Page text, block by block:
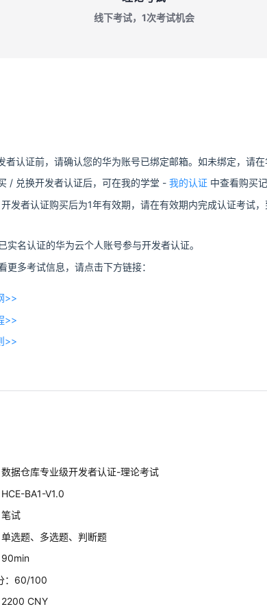
线下考试，1次考试机会
者认证前，请确认您的华为账号已绑定邮箱。如未绑定，请
/ 兑换开发者认证后，可在我的学堂 - 我的认证 中查看购买
发者认证购买后为1年有效期，请在有效期内完成认证考试
实名认证的华为云个人账号参与开发者认证。
更多考试信息，请点击下方链接：
>>
>>
>>
据仓库专业级开发者认证-理论考试
BA1-V1.0
试
选题、多选题、判断题
90min
：60/100
CNY